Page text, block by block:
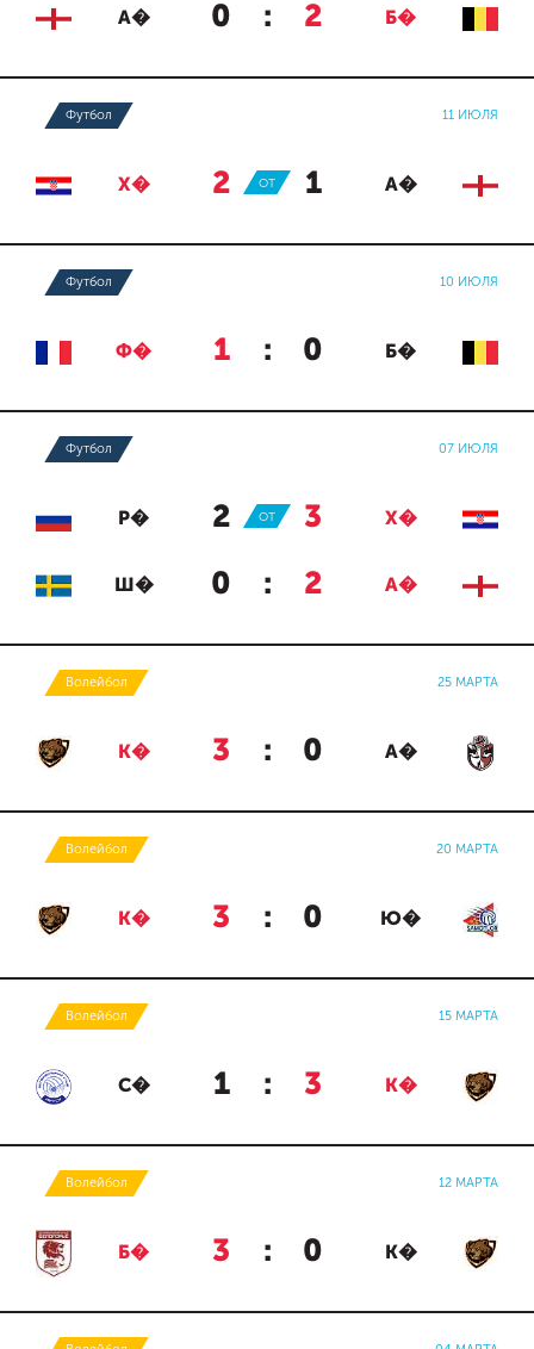
А� 0 : 2 Б�
Футбол 11 ИЮЛЯ
Х� 2 : 1 А�
ОТ
Футбол 10 ИЮЛЯ
Ф� 1 : 0 Б�
Футбол 07 ИЮЛЯ
Р� 2 : 3 Х�
ОТ
Ш� 0 : 2 А�
Волейбол 25 МАРТА
К� 3 : 0 А�
Волейбол 20 МАРТА
К� 3 : 0 Ю�
Волейбол 15 МАРТА
С� 1 : 3 К�
Волейбол 12 МАРТА
Б� 3 : 0 К�